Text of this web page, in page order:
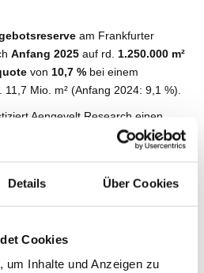
Details Über Cookies
Cookies
um Inhalte und Anzeigen zu
am Frankfurter
Anfang 2025 auf rd. 1.250.000 m²
von 10,7 % bei einem
Mio. m² (Anfang 2024: 9,1 %).
Aengevelt Research einen
der Angebotsreserve auf rd.
ist im Falle einer stärkeren
bzw. sogar ein leichter Abbau